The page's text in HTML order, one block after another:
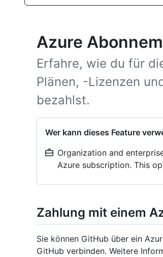
Azure
Erfahre, wie du für
Plänen, -Lizenzen
bezahlst.
Wer kann dieses Feature
Organization and
Azure subscription. This
Zahlung mit einem
Sie können GitHub über ein
GitHub verbinden. Weitere